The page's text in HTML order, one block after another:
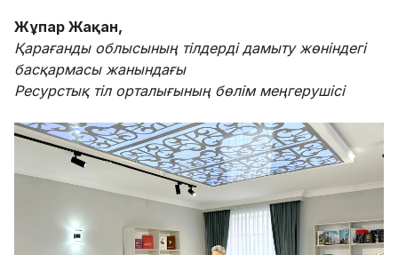
Жұпар Жақан,
Қарағанды облысының тілдерді дамыту жөніндегі
басқармасы жанындағы
Ресурстық тіл орталығының бөлім меңгерушісі